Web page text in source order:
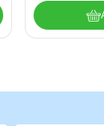
a algum